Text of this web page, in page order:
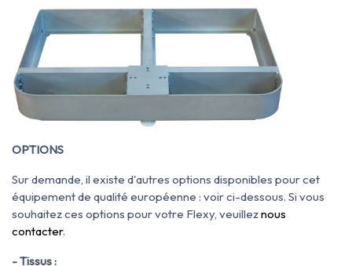
OPTIONS
Sur demande, il existe d'autres options disponibles pour cet
équipement de qualité européenne : voir ci-dessous. Si vous
souhaitez ces options pour votre Flexy, veuilleznous
contacter.
- Tissus :